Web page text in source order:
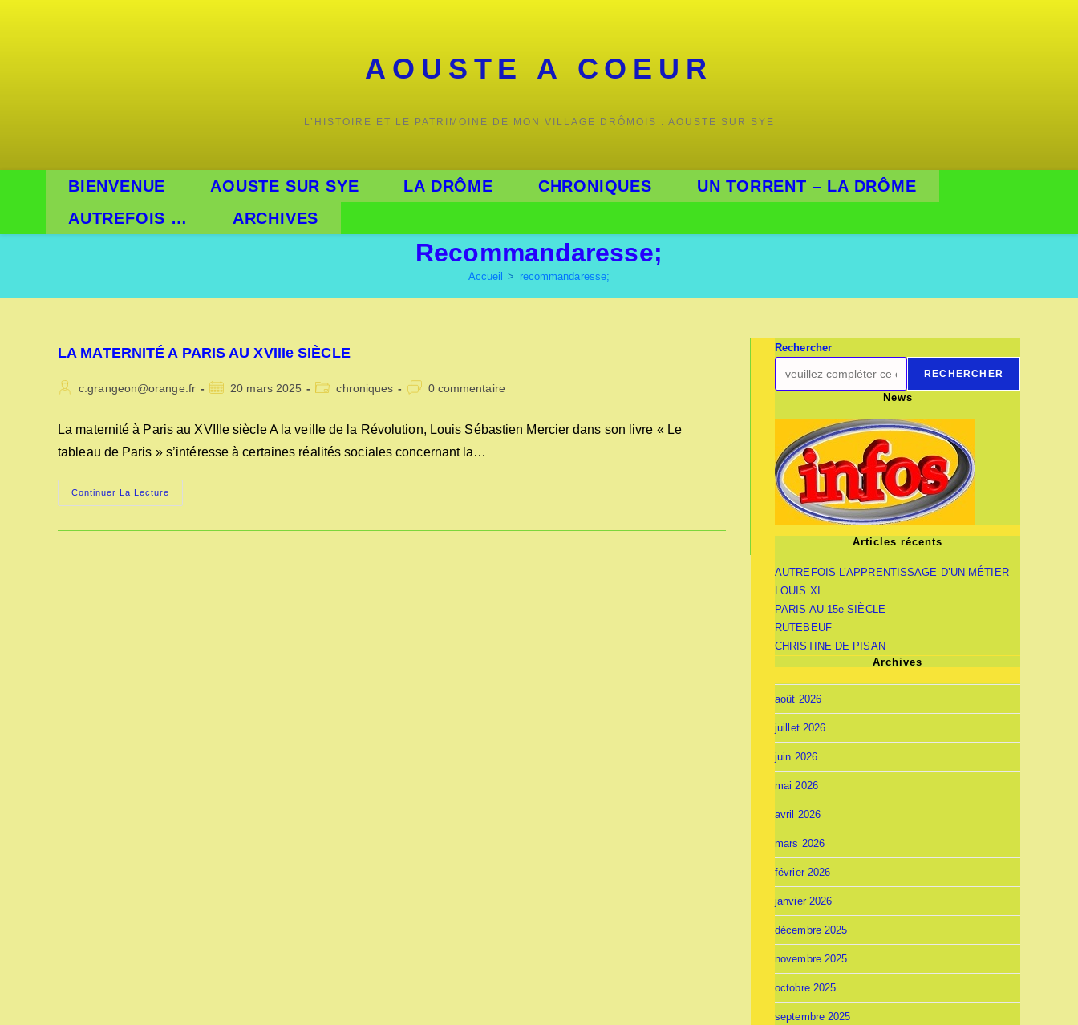
AOUSTE A COEUR
L’HISTOIRE ET LE PATRIMOINE DE MON VILLAGE DRÔMOIS : AOUSTE SUR SYE
BIENVENUE AOUSTE SUR SYE LA DRÔME CHRONIQUES
UN TORRENT – LA DRÔME
AUTREFOIS …
ARCHIVES
Recommandaresse;
Accueil > recommandaresse;
LA MATERNITÉ A PARIS AU XVIIIe SIÈCLE
Auteur/autrice
publication :
c.grangeon@orange.fr
Publication
20 mars 2025
Postchroniques
Commentaires
publication :
0 commentaire
La maternité à Paris au XVIIIe siècle A la veille de la Révolution, Louis Sébastien Mercier dans son livre « Le
tableau de Paris » s’intéresse à certaines réalités sociales concernant la…
Continuer La Lecture
MATERNITÉ
Rechercher
RECHERCHER
News
Articles récents
AUTREFOIS L’APPRENTISSAGE D’UN MÉTIER
LOUIS XI
PARIS AU 15e SIÈCLE
RUTEBEUF
CHRISTINE DE PISAN
Archives
août 2026
juillet 2026
juin 2026
mai 2026
avril 2026
mars 2026
février 2026
janvier 2026
décembre 2025
novembre 2025
octobre 2025
septembre 2025